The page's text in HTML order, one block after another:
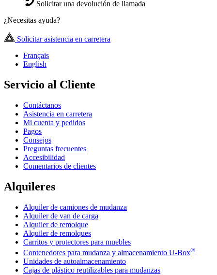
Solicitar una devolución de llamada
¿Necesitas ayuda?
Solicitar asistencia en carretera
Français
English
Servicio al Cliente
Contáctanos
Asistencia en carretera
Mi cuenta y pedidos
Pagos
Consejos
Preguntas frecuentes
Accesibilidad
Comentarios de clientes
Alquileres
Alquiler de camiones de mudanza
Alquiler de van de carga
Alquiler de remolque
Alquiler de remolques
Carritos y protectores para muebles
Contenedores para mudanza y almacenamiento U-Box®
Unidades de autoalmacenamiento
Cajas de plástico reutilizables para mudanzas